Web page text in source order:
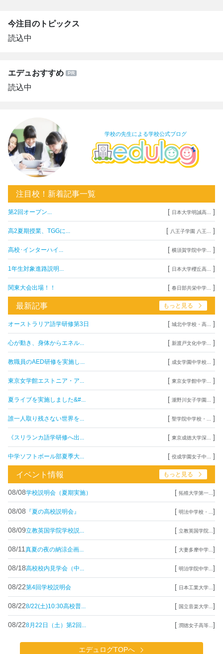
今注目のトピックス
読込中
エデュおすすめ
読込中
学校の先生による学校公式ブログ
注目校！新着記事一覧
第2回オープン... [ 日本大学明誠高... ]
高2夏期授業、TGGに... [ 八王子学園 八王... ]
高校･インターハイ... [ 横須賀学院中学... ]
1年生対象進路説明... [ 日本大学櫻丘高... ]
関東大会出場！！ [ 春日部共栄中学... ]
最新記事 もっと見る
オーストラリア語学研修第3日 [ 城北中学校・高... ]
心が動き、身体からエネル... [ 新渡戸文化中学... ]
教職員のAED研修を実施し... [ 成女学園中学校... ]
東京女学館エストニア・ア... [ 東京女学館中学... ]
夏ライブを実施しました&#... [ 瀧野川女子学園... ]
誰一人取り残さない世界を... [ 聖学院中学校・... ]
《スリランカ語学研修へ出... [ 東京成徳大学深... ]
中学ソフトボール部夏季大... [ 佼成学園女子中... ]
イベント情報 もっと見る
08/08学校説明会（夏期実施） [ 拓殖大学第一... ]
08/08 『夏の高校説明会』 [ 明法中学校・... ]
08/09立教英国学院学校説... [ 立教英国学院... ]
08/11 真夏の夜の納涼企画... [ 大妻多摩中学... ]
08/18高校校内見学会（中... [ 明治学院中学... ]
08/22第4回学校説明会 [ 日本工業大学... ]
08/228/22(土)10:30高校普... [ 国立音楽大学... ]
08/228月22日（土）第2回... [ 潤徳女子高等... ]
エデュログTOPへ